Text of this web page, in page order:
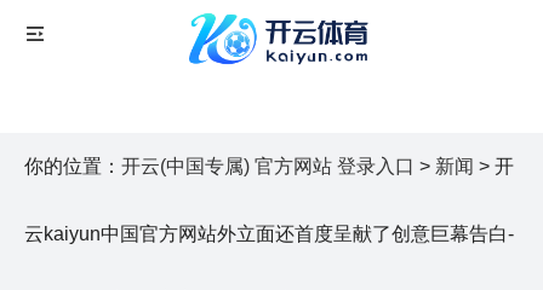
你的位置： 开云(中国专属) 官方网站 登录入口 > 新闻 > 开
云kaiyun中国官方网站外立面还首度呈献了创意巨幕告白-